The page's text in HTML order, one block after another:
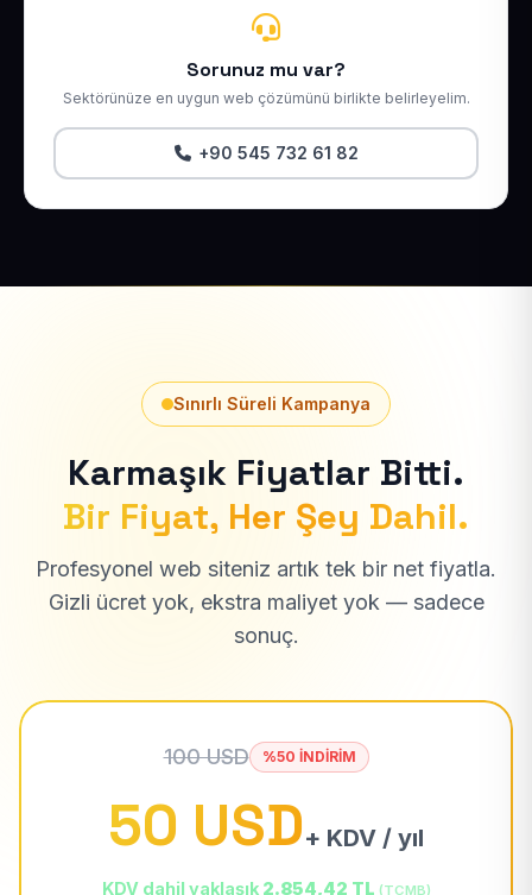
Sorunuz mu var?
Sektörünüze en uygun web çözümünü birlikte belirleyelim.
+90 545 732 61 82
Sınırlı Süreli Kampanya
Karmaşık Fiyatlar Bitti.
Bir Fiyat, Her Şey Dahil.
Profesyonel web siteniz artık tek bir net fiyatla.
Gizli ücret yok, ekstra maliyet yok — sadece
sonuç.
100 USD %50 İNDİRİM
50 USD+ KDV / yıl
KDV dahil yaklaşık 2.854,42 TL (TCMB)